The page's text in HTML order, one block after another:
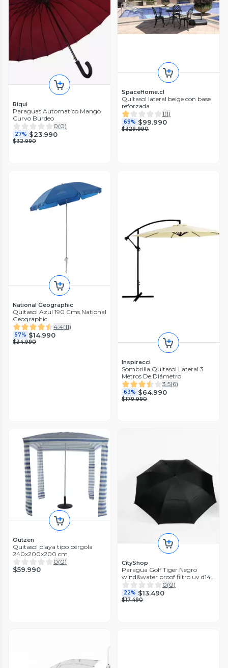
Riqui
Paraguas Automatico Mango
Curvo Burdeo
0(0)
27% $23.990
$32.990
SpaceHome.cl
Quitasol lateral beige con base
reforzada
1(1)
69% $99.990
$329.990
National Geographic
Quitasol Azul 190 Cms National
Geographic
4.4(11)
57% $14.990
$34.990
Inspiracci
Sombrilla Quitasol Lateral 3
Metros De Diámetro
3.5(6)
63% $64.990
$179.990
Outzen
Quitasol playa tipo pérgola
240x200x200 cm
0(0)
$59.990
CityShop
Paragua Golf Tiger Negro
wind&water proof filtro uv d146
cm
0(0)
22% $13.490
$17.490